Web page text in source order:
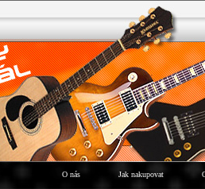
O nás Jak nakupovat